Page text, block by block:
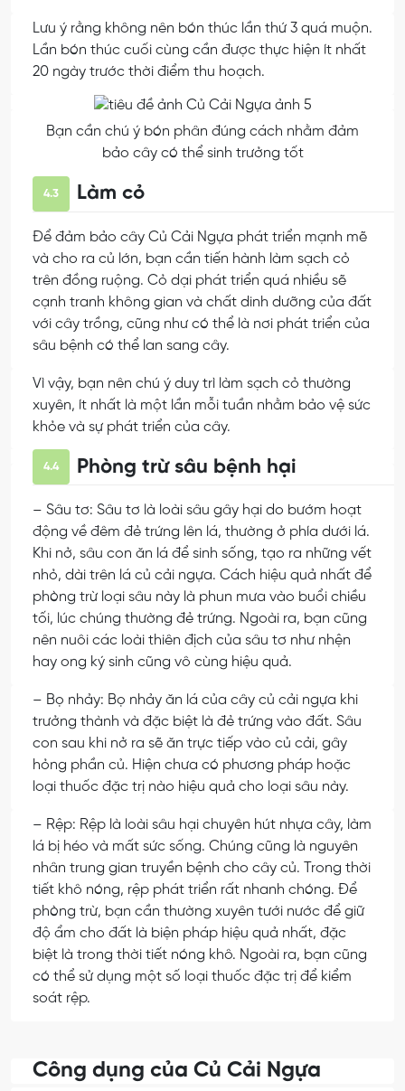
Lưu ý rằng không nên bón thúc lần thứ 3 quá muộn.
Lần bón thúc cuối cùng cần được thực hiện ít nhất
20 ngày trước thời điểm thu hoạch.
Bạn cần chú ý bón phân đúng cách nhằm đảm
bảo cây có thể sinh trưởng tốt
4.3 Làm cỏ
Để đảm bảo cây Củ Cải Ngựa phát triển mạnh mẽ
và cho ra củ lớn, bạn cần tiến hành làm sạch cỏ
trên đồng ruộng. Cỏ dại phát triển quá nhiều sẽ
cạnh tranh không gian và chất dinh dưỡng của đất
với cây trồng, cũng như có thể là nơi phát triển của
sâu bệnh có thể lan sang cây.
Vì vậy, bạn nên chú ý duy trì làm sạch cỏ thường
xuyên, ít nhất là một lần mỗi tuần nhằm bảo vệ sức
khỏe và sự phát triển của cây.
4.4 Phòng trừ sâu bệnh hại
– Sâu tơ: Sâu tơ là loài sâu gây hại do bướm hoạt
động về đêm đẻ trứng lên lá, thường ở phía dưới lá.
Khi nở, sâu con ăn lá để sinh sống, tạo ra những vết
nhỏ, dài trên lá củ cải ngựa. Cách hiệu quả nhất để
phòng trừ loại sâu này là phun mưa vào buổi chiều
tối, lúc chúng thường đẻ trứng. Ngoài ra, bạn cũng
nên nuôi các loài thiên địch của sâu tơ như nhện
hay ong ký sinh cũng vô cùng hiệu quả.
– Bọ nhảy: Bọ nhảy ăn lá của cây củ cải ngựa khi
trưởng thành và đặc biệt là đẻ trứng vào đất. Sâu
con sau khi nở ra sẽ ăn trực tiếp vào củ cải, gây
hỏng phần củ. Hiện chưa có phương pháp hoặc
loại thuốc đặc trị nào hiệu quả cho loại sâu này.
– Rệp: Rệp là loài sâu hại chuyên hút nhựa cây, làm
lá bị héo và mất sức sống. Chúng cũng là nguyên
nhân trung gian truyền bệnh cho cây củ. Trong thời
tiết khô nóng, rệp phát triển rất nhanh chóng. Để
phòng trừ, bạn cần thường xuyên tưới nước để giữ
độ ẩm cho đất là biện pháp hiệu quả nhất, đặc
biệt là trong thời tiết nóng khô. Ngoài ra, bạn cũng
có thể sử dụng một số loại thuốc đặc trị để kiểm
soát rệp.
Công dụng của Củ Cải Ngựa